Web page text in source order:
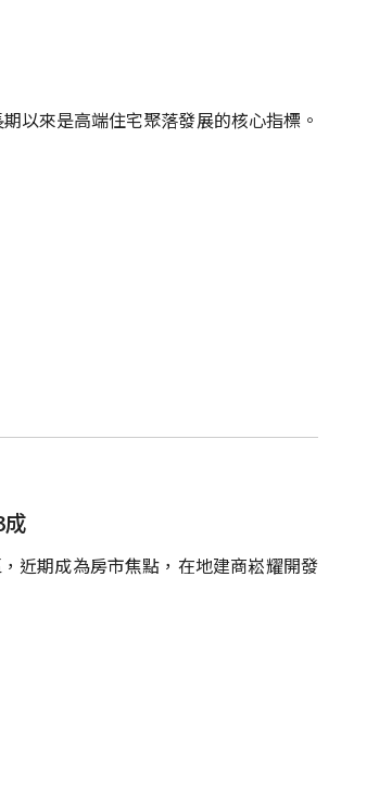
以來是高端住宅聚落發展的核心指標。
近期成為房市焦點，在地建商崧耀開發